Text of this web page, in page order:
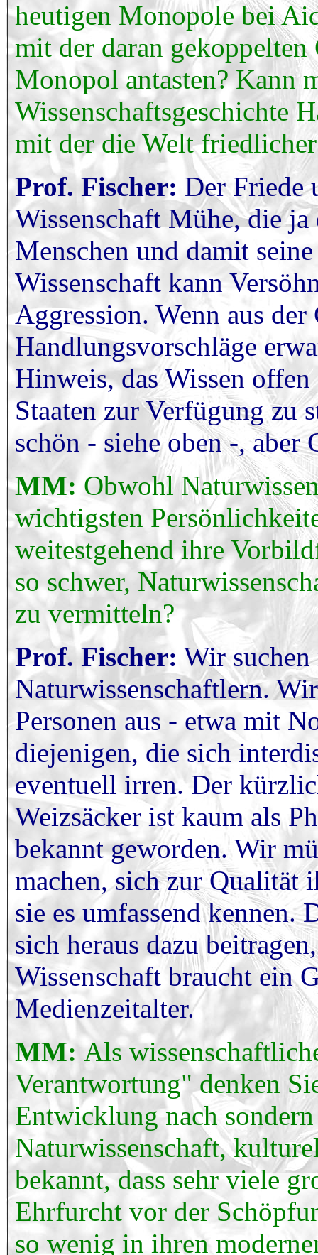
heutigen Monopole bei
mit der daran
Monopol antasten? Kann
Wissenschaftsgeschichte
mit der die Welt
Prof. Fischer: Der Friede
Wissenschaft Mühe, die
Menschen und damit
Wissenschaft kann
Aggression. Wenn aus
Handlungsvorschläge
Hinweis, das Wissen
Staaten zur Verfügung zu
schön - siehe oben -,
MM: Obwohl
wichtigsten
weitestgehend ihre
so schwer,
zu vermitteln?
Prof. Fischer: Wir suchen
Naturwissenschaftlern.
Personen aus - etwa mit
diejenigen, die sich
eventuell irren. Der
Weizsäcker ist kaum als
bekannt geworden. Wir
machen, sich zur Qualität
sie es umfassend kennen.
sich heraus dazu
Wissenschaft braucht ein
Medienzeitalter.
MM:Als
Verantwortung" denken
Entwicklung nach
Naturwissenschaft,
bekannt, dass sehr viele
Ehrfurcht vor der
so wenig in ihren